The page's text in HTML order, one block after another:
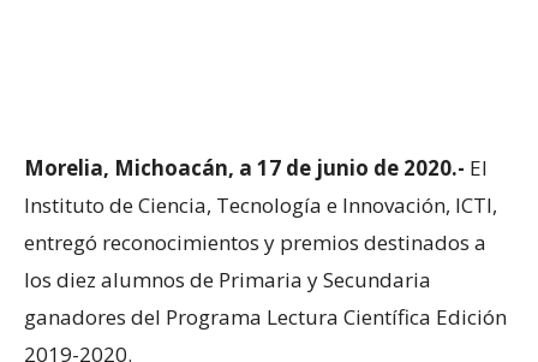
Morelia, Michoacán, a 17 de junio de 2020.- El
Instituto de Ciencia, Tecnología e Innovación, ICTI,
entregó reconocimientos y premios destinados a
los diez alumnos de Primaria y Secundaria
ganadores del Programa Lectura Científica Edición
2019-2020.